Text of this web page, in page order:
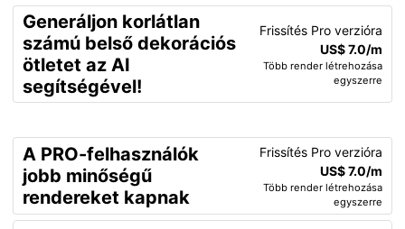
Generáljon korlátlan
számú belső dekorációs
ötletet az AI
segítségével!
Frissítés Pro verzióra
US$ 7.0/m
Több render létrehozása
egyszerre
A PRO-felhasználók
jobb minőségű
rendereket kapnak
Frissítés Pro verzióra
US$ 7.0/m
Több render létrehozása
egyszerre